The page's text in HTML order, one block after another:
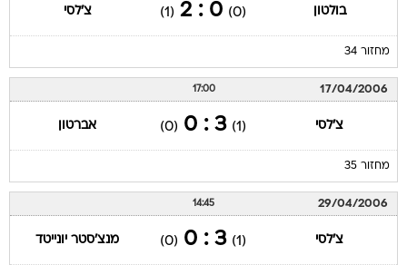
בולטון (0)
0 : 2
(1) צ'לסי
מחזור 34
17/04/2006
17:00
צ'לסי (1)
3 : 0
(0) אברטון
מחזור 35
29/04/2006
14:45
צ'לסי (1)
3 : 0
(0) מנצ'סטר יונייטד